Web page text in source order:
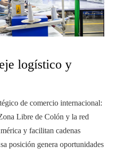
logístico y
de comercio internacional:
Libre de Colón y la red
y facilitan cadenas
posición genera oportunidades